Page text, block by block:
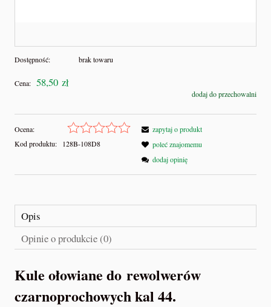
Dostępność: brak towaru
Cena: 58,50 zł
dodaj do przechowalni
Ocena:
Kod produktu:
128B-108D8
zapytaj o produkt
poleć znajomemu
dodaj opinię
Opis
Opinie o produkcie (0)
Kule ołowiane do rewolwerów
czarnoprochowych kal 44.